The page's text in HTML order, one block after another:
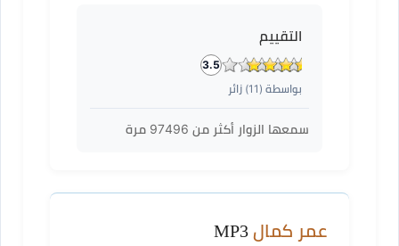
التقييم
3.5
بواسطة ( 11) زائر
سمعها الزوار أكثر من 97496 مرة
عمر كمال